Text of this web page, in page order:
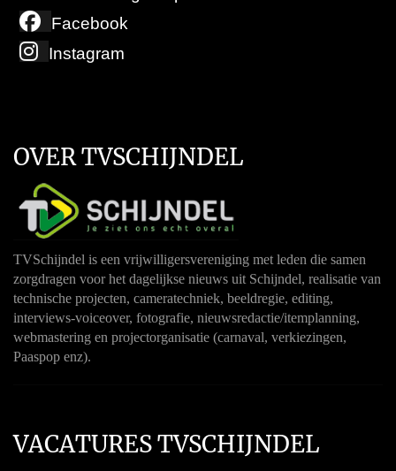
Facebook
Instagram
OVER TVSCHIJNDEL
TVSchijndel is een vrijwilligersvereniging met leden die samen
zorgdragen voor het dagelijkse nieuws uit Schijndel, realisatie van
technische projecten, cameratechniek, beeldregie, editing,
interviews-voiceover, fotografie, nieuwsredactie/itemplanning,
webmastering en projectorganisatie (carnaval, verkiezingen,
Paaspop enz).
VACATURES TVSCHIJNDEL